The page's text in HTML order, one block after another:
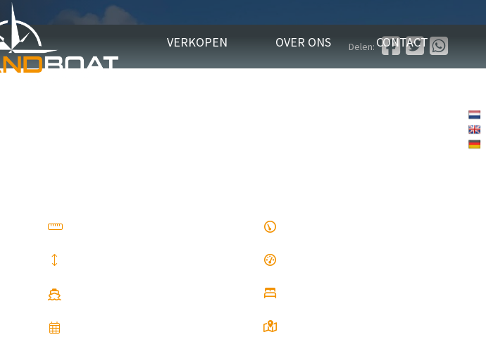
VERKOPEN OVER ONS CONTACT
Delen: